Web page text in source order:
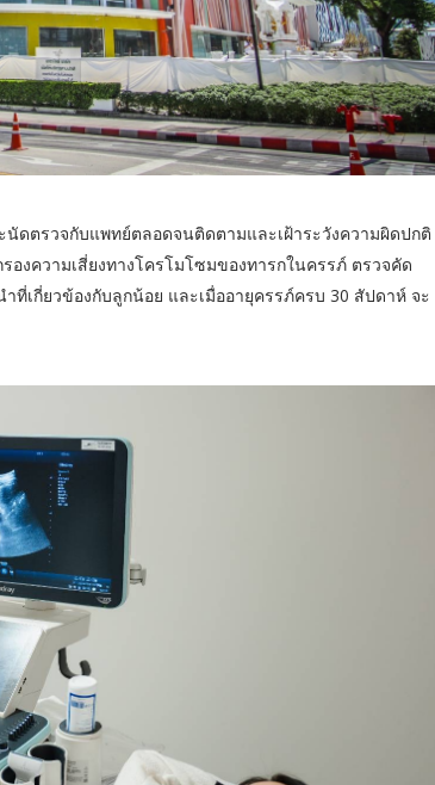
ตรวจกับแพทย์ตลอดจนติดตามและเฝ้าระวังความผิดปกติ
งความเสี่ยงทางโครโมโซมของทารกในครรภ์ ตรวจคัด
เกี่ยวข้องกับลูกน้อย และเมื่ออายุครรภ์ครบ 30 สัปดาห์ จะ